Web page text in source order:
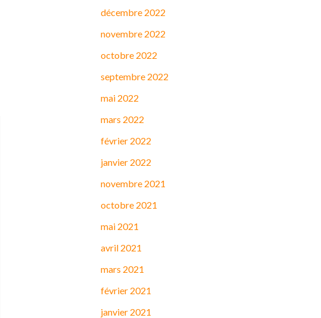
décembre 2022
novembre 2022
octobre 2022
septembre 2022
mai 2022
mars 2022
février 2022
janvier 2022
novembre 2021
octobre 2021
mai 2021
avril 2021
mars 2021
février 2021
janvier 2021